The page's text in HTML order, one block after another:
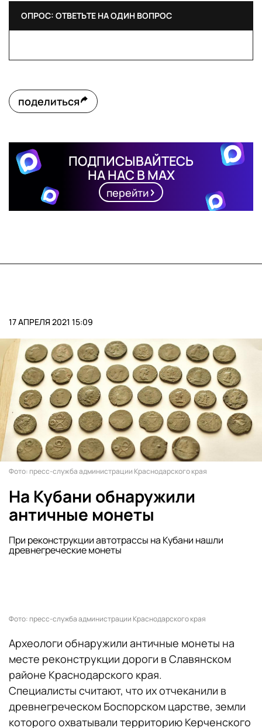
ОПРОС: ОТВЕТЬТЕ НА ОДИН ВОПРОС
поделиться
ПОДПИСЫВАЙТЕСЬ
НА НАС В MAX
перейти
17 АПРЕЛЯ 2021 15:09
Фото: пресс-служба администрации Краснодарского края
На Кубани обнаружили
античные монеты
При реконструкции автотрассы на Кубани нашли
древнегреческие монеты
Фото: пресс-служба администрации Краснодарского края
Археологи обнаружили античные монеты на
месте реконструкции дороги в Славянском
районе Краснодарского края.
Специалисты считают, что их отчеканили в
древнегреческом Боспорском царстве, земли
которого охватывали территорию Керченского